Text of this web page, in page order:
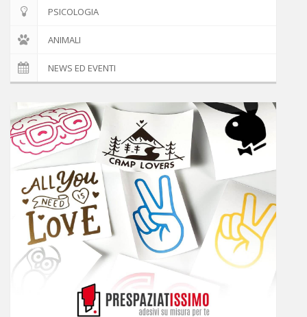
PSICOLOGIA
ANIMALI
NEWS ED EVENTI